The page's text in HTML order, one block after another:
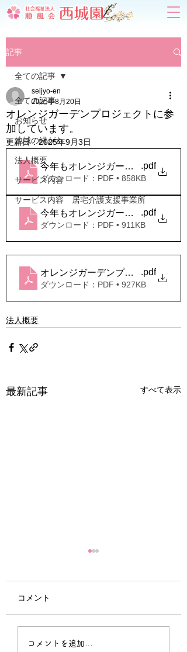
記事
全ての記事
お知らせ
地域の縁がわ
法人概要
サービス内容
サービス内容 居宅介護支援事業所
全ての記事
オレンジガーデンプロジェクトに参
加しています。
seijyo-en
2025年8月20日
更新日：2025年9月3日
今年もオレンジガーデンプロジェ
.pdf
ダウンロード：PDF • 858KB
今年もオレンジガーデンプロジェ
.pdf
ダウンロード：PDF • 911KB
オレンジガーデンプロジェクトに
.pdf
ダウンロード：PDF • 927KB
法人概要
最新記事 すべて表示
2026年の西城園のテー
コメント
コメントを追加…